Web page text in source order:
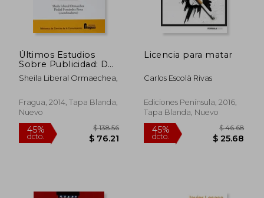
dcto.
45%
dcto.
Últimos Estudios
Sobre Publicidad: De
las Meninas a los Tuits
Sheila Liberal Ormaechea,
Fragua, 2014, Tapa Blanda,
Nuevo
Licencia para matar
Carlos Escolà Rivas
Ediciones Península, 2016,
Tapa Blanda, Nuevo